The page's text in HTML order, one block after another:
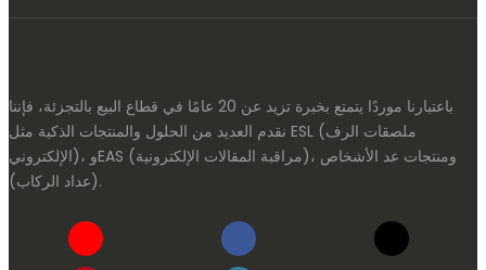
باعتبارنا موردًا يتمتع بخبرة تزيد عن 20 عامًا في قطاع البيع بالتجزئة، فإننا
نقدم العديد من الحلول والمنتجات الذكية مثل ESL (ملصقات الرف
الإلكتروني)، وEAS (مراقبة المقالات الإلكترونية)، ومنتجات عد الأشخاص
(عداد الركاب).